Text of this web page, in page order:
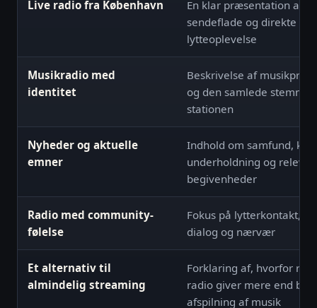
Live radio fra København
En klar præsentation af
sendeflade og direkte
lytteoplevelse
Musikradio med
identitet
Beskrivelse af
og den samlede
stationen
Nyheder og aktuelle
emner
Indhold om samfund,
underholdning og
begivenheder
Radio med community-
følelse
Fokus på lytterkontakt,
dialog og nærvær
Et alternativ til
almindelig streaming
Forklaring af, hvorfor
radio giver mere end blot
afspilning af musik